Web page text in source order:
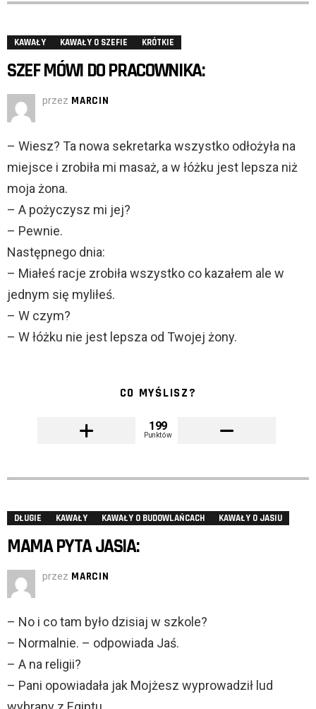
KAWAŁY KAWAŁY O SZEFIE KRÓTKIE
SZEF MÓWI DO PRACOWNIKA:
przez MARCIN
– Wiesz? Ta nowa sekretarka wszystko odłożyła na
miejsce i zrobiła mi masaż, a w łóżku jest lepsza niż
moja żona.
– A pożyczysz mi jej?
– Pewnie.
Następnego dnia:
– Miałeś racje zrobiła wszystko co kazałem ale w
jednym się myliłeś.
– W czym?
– W łóżku nie jest lepsza od Twojej żony.
CO MYŚLISZ?
199
Punktów
DŁUGIE KAWAŁY KAWAŁY O BUDOWLAŃCACH KAWAŁY O JASIU
MAMA PYTA JASIA:
przez MARCIN
– No i co tam było dzisiaj w szkole?
– Normalnie. – odpowiada Jaś.
– A na religii?
– Pani opowiadała jak Mojżesz wyprowadził lud